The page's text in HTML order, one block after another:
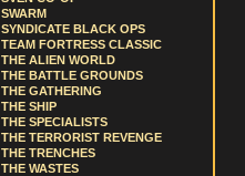
SWARM
SYNDICATE BLACK OPS
TEAM FORTRESS CLASSIC
THE ALIEN WORLD
THE BATTLE GROUNDS
THE GATHERING
THE SHIP
THE SPECIALISTS
THE TERRORIST REVENGE
THE TRENCHES
THE WASTES